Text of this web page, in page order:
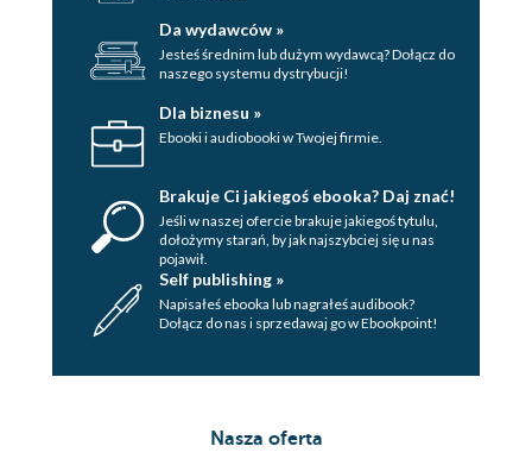
Da wydawców »
Jesteś średnim lub dużym wydawcą? Dołącz do
naszego systemu dystrybucji!
Dla biznesu »
Ebooki i audiobooki w Twojej firmie.
Brakuje Ci jakiegoś ebooka? Daj znać!
Jeśli w naszej ofercie brakuje jakiegoś tytulu,
dołożymy starań, by jak najszybciej się u nas
pojawił.
Self publishing »
Napisałeś ebooka lub nagrałeś audibook?
Dołącz do nas i sprzedawaj go w Ebookpoint!
Nasza oferta